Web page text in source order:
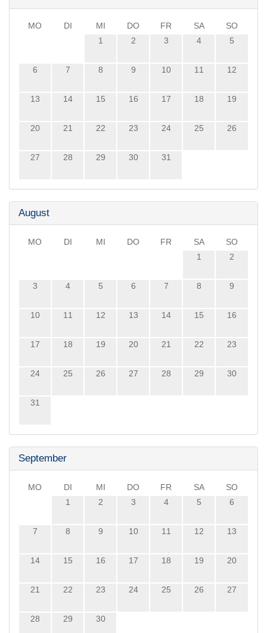
MO DI MI DO FR SA
SO
1
2 3 4 5
6 7 8 9 10 11 12
13 14 15 16 17 18 19
20 21 22 23 24 25 26
27 28 29 30 31
August
MO DI MI DO FR SA
SO
1
2
3 4 5 6 7 8 9
10 11 12 13 14 15 16
17 18 19 20 21 22 23
24 25 26 27 28 29 30
31
September
MO DI MI DO FR SA
SO
1
2 3 4 5 6
7 8 9 10 11 12 13
14 15 16 17 18 19 20
21 22 23 24 25 26 27
28 29 30